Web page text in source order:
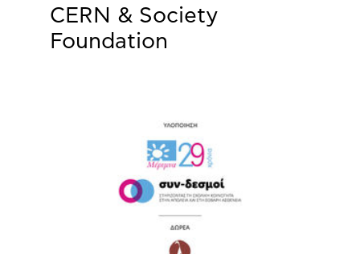
CERN & Society
Foundation